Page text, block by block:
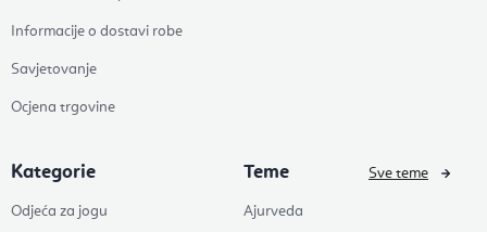
Informacije o dostavi robe
Savjetovanje
Ocjena trgovine
Kategorie
Odjeća za jogu
Teme
Ajurveda
Sve teme